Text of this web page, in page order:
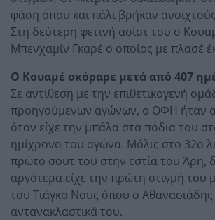
φάση όπου και πάλι βρήκαν
Στη δεύτερη φετινή ασίστ του ο
Μπενχαμίν Γκαρέ ο οποίος με πλασέ
Ο Κουαμέ σκόραρε μετά από 407
Σε αντίθεση με την επιθετικογενή
προηγούμενων αγώνων, ο ΟΦΗ ήταν
όταν είχε την μπάλα στα πόδια του
ημίχρονο του αγώνα. Μόλις στο 32ο
πρώτο σουτ του στην εστία του Άρη,
αργότερα είχε την πρώτη στιγμή του
του Τιάγκο Νους όπου ο Αθανασιάδης
αντανακλαστικά του.